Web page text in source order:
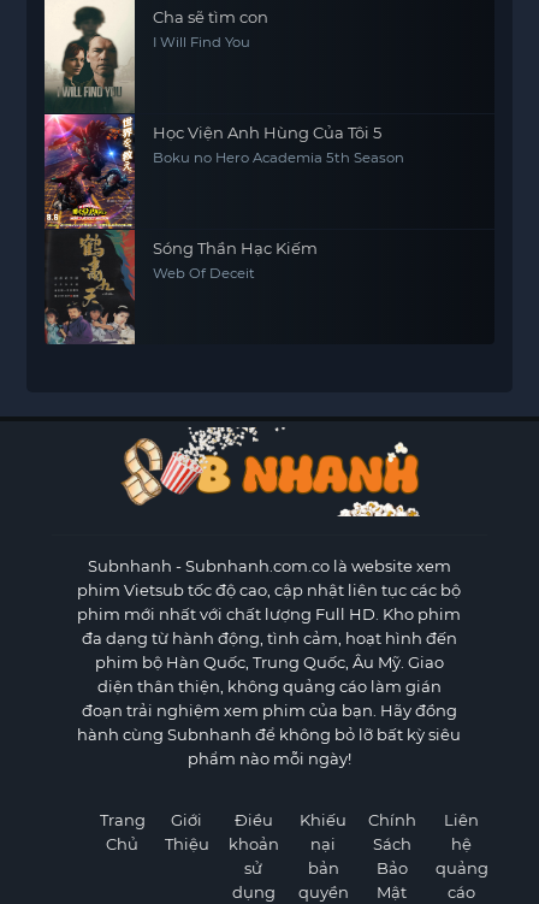
Cha sẽ tìm con
I Will Find You
Học Viện Anh Hùng Của Tôi 5
Boku no Hero Academia 5th Season
Sóng Thần Hạc Kiếm
Web Of Deceit
Subnhanh - Subnhanh.com.co là website xem
phim Vietsub tốc độ cao, cập nhật liên tục các bộ
phim mới nhất với chất lượng Full HD. Kho phim
đa dạng từ hành động, tình cảm, hoạt hình đến
phim bộ Hàn Quốc, Trung Quốc, Âu Mỹ. Giao
diện thân thiện, không quảng cáo làm gián
đoạn trải nghiệm xem phim của bạn. Hãy đồng
hành cùng Subnhanh để không bỏ lỡ bất kỳ siêu
phẩm nào mỗi ngày!
Trang
Chủ
Giới
Thiệu
Điều
khoản
sử
dụng
Khiếu
nại
bản
quyền
Chính
Sách
Bảo
Mật
Liên
hệ
quảng
cáo